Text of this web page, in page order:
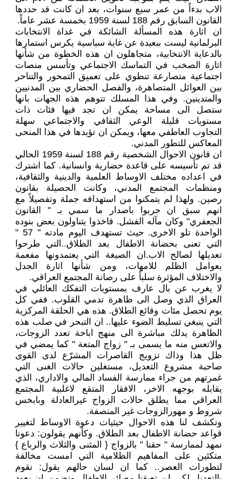
الاب بدءاً من عمر سبع سنوات، بعد ان كانت قد حددها
القانون السابق رقم 188 لسنة 1959 بخمسة عشر عاماً.
ان اثارة هذه المسألة الشائكة في غداة الانتخابات
البرلمانية ليست ببعيدة عن غاية سياسية يكرس استمارها
بالدعاية الانتخابية، متجاهلون ان هذه الخطوة من شأنها
اثارة الصخب في التماسك الاجتماعي وتأسس منصات
اجتماعية متصارعة تنطوي على تعميق التمحور والتناحر
بين العوائل المتصاهرة، والفصل الحضاري بين المدنيين
والمتدينين. وفي هذا المسلك تتوهم هذه الجهات بانها
ستصل الى مساحة يمكن ان تجد فيها فئات ذات
مستويات قليلة الوعي الثقافي والاجتماعي سهلة
التجاوب العاطفي معها، ويمكن ان تؤيدها في هذا المنحى
المعاكس للتطور المدني.
ان قانون الاحوال الشخصية رقم 188 لسنة 1959 الحالي
قد تم تأسيسه على قاعدة حضارية وانسانية. كما اشترك
في اعداده مختلف الاوساط العلمية والدينية والثقافية،
ومنظمات المجتمع المدني، وكانت الحصيلة بقانون
رصين. ولهذا لم يتمكنوا من استهدافه جملة وتفصيلاً مع
انهم سبق ان جربوا باصدار ما سمي بـ " القانون
الجعفري" وكان مآله الفشل. فاخذوا يتناولون بعض بنوده
الواحدة تلو الاخرى. حيث تستهدف اليوم مادته " 57 "
التي تعنى بحضانة الاطفال بعد الطلاق..التي طرحوا
تعديلها لصالح الاب.ان الصيغة التي يعتمدونها مفعمة
بعوامل الظلم للامهات، ومن شأنها اثارة الجدل
والاختلاف المؤثرة سلباً على رصانة المجتمع العراقي.
لا يغرب عن بال عارف بمستويات التفكك العائلي في
العراق الذي وصل الى ظاهرة تدمي القلوب. ففي كل
يوم تحصل مئات وقائع الطلاق. هذه هي الحلقة المركزية
التي ينبغي تسليط الضوء عليها.. ان التبحر في صلب هذه
الظاهرة يدلك مباشرة الى منهج اباحة تعدد الزوجات،
والاتعس منه ما يسمى بـ " زواج المتعة " كما يمضي في
ظل هذا وذاك تزويج القاصرات المشرّع لدى القوى
صاحبة مشروع التعديل، مستغلين حالات الغنى التي
غمرتهم من جراء ممارسة الفساد المالي والاداري، الذي
يقابله بوجهه الاخر، الافقار المتقع لاغلبية المجتمع
العراقي مما يطلق حالات الزواج غيرالعادلة وبابخس
شروط و مهورالزوجات غير المنصفة.
وتكشف لنا هذه الاحوال حيثيات دعوة الاوساط لتغيير
قواعد حضانة الاطفال بعد الطلاق. وكأنهم يقولون: دعونا
نمهد لممارسة " حقنا " بالزواج { المثنى والثلاث والرباع }
متكئين على المفاهيم الظلامية التي امست مخالفة
لتطورات العصر.. كما ان لسان حالهم يقول: نقوم